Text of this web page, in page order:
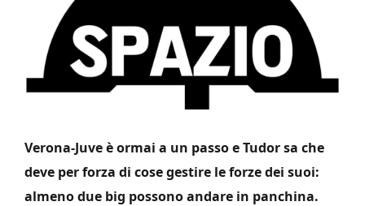
Verona-Juve è ormai a un passo e Tudor sa che
deve per forza di cose gestire le forze dei suoi:
almeno due big possono andare in panchina.